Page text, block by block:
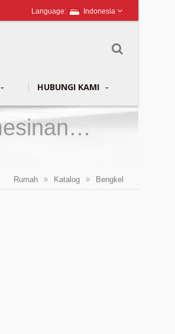
Indonesia
HUBUNGI KAMI
Rumah Katalog Bengkel